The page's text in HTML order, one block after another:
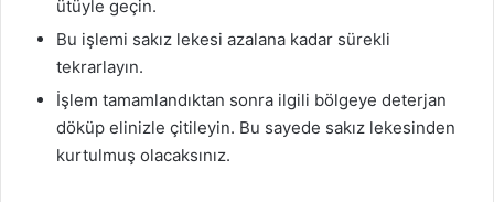
ütüyle geçin.
Bu işlemi sakız lekesi azalana kadar sürekli
tekrarlayın.
İşlem tamamlandıktan sonra ilgili bölgeye deterjan
döküp elinizle çitileyin. Bu sayede sakız lekesinden
kurtulmuş olacaksınız.